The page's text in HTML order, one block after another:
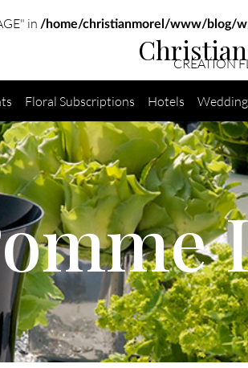
in /home/christianmorel/www/blog/
CRÉATION
Floral Subscriptions Hotels Wedding